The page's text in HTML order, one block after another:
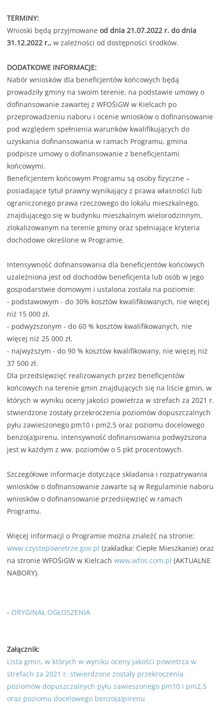
TERMINY:
Wnioski będą przyjmowane od dnia 21.07.2022 r. do dnia
31.12.2022 r., w zależności od dostępności środków.
DODATKOWE INFORMACJE:
Nabór wniosków dla beneficjentów końcowych będą
prowadziły gminy na swoim terenie, na podstawie umowy o
dofinansowanie zawartej z WFOŚiGW w Kielcach po
przeprowadzeniu naboru i ocenie wniosków o dofinansowanie
pod względem spełnienia warunków kwalifikujących do
uzyskania dofinansowania w ramach Programu, gmina
podpisze umowy o dofinansowanie z beneficjentami
końcowymi.
Beneficjentem końcowym Programu są osoby fizyczne –
posiadające tytuł prawny wynikający z prawa własności lub
ograniczonego prawa rzeczowego do lokalu mieszkalnego,
znajdującego się w budynku mieszkalnym wielorodzinnym,
zlokalizowanym na terenie gminy oraz spełniające kryteria
dochodowe określone w Programie.
Intensywność dofinansowania dla beneficjentów końcowych
uzależniona jest od dochodów beneficjenta lub osób w jego
gospodarstwie domowym i ustalona została na poziomie:
- podstawowym - do 30% kosztów kwalifikowanych, nie więcej
niż 15 000 zł,
- podwyższonym - do 60 % kosztów kwalifikowanych, nie
więcej niż 25 000 zł,
- najwyższym - do 90 % kosztów kwalifikowany, nie więcej niż
37 500 zł.
Dla przedsięwzięć realizowanych przez beneficjentów
końcowych na terenie gmin znajdujących się na liście gmin, w
których w wyniku oceny jakości powietrza w strefach za 2021 r.
stwierdzone zostały przekroczenia poziomów dopuszczalnych
pyłu zawieszonego pm10 i pm2,5 oraz poziomu docelowego
benzo(a)pirenu, intensywność dofinansowania podwyższona
jest w każdym z ww. poziomów o 5 pkt procentowych.
Szczegółowe informacje dotyczące składania i rozpatrywania
wniosków o dofinansowanie zawarte są w Regulaminie naboru
wniosków o dofinansowanie przedsięwzięć w ramach
Programu.
Więcej informacji o Programie można znaleźć na stronie:
www.czystepowietrze.gov.pl (zakładka: Ciepłe Mieszkanie) oraz
na stronie WFOŚiGW w Kielcach www.wfos.com.pl (AKTUALNE
NABORY).
- ORYGINAŁ OGŁOSZENIA
Załącznik:
Lista gmin, w których w wyniku oceny jakości powietrza w
strefach za 2021 r. stwierdzone zostały przekroczenia
poziomów dopuszczalnych pyłu zawieszonego pm10 i pm2,5
oraz poziomu docelowego benzo(a)pirenu